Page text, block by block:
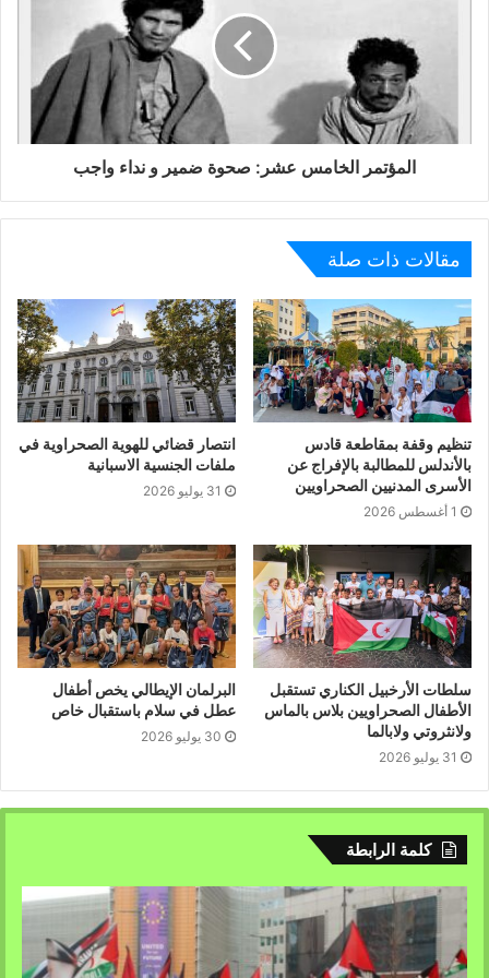
والمناطق التي تتعرض فيها الحقوق الأسياسية للسكان
الأصليين إلى التهديد أو الإنتهاك.
المؤتمر الخامس عشر: صحوة ضمير و نداء واجب
مقالات ذات صلة
تنظيم وقفة بمقاطعة قادس
بالأندلس للمطالبة بالإفراج عن
الأسرى المدنيين الصحراويين
1 أغسطس 2026
انتصار قضائي للهوية الصحراوية في
ملفات الجنسية الاسبانية
31 يوليو 2026
سلطات الأرخبيل الكناري تستقبل
الأطفال الصحراويين بلاس بالماس
ولانثروتي ولابالما
31 يوليو 2026
البرلمان الإيطالي يخص أطفال
عطل في سلام باستقبال خاص
30 يوليو 2026
كلمة الرابطة